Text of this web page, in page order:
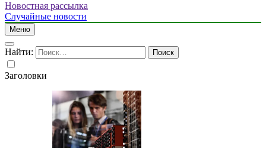
Новостная рассылка
Случайные новости
Меню
Найти:
Заголовки